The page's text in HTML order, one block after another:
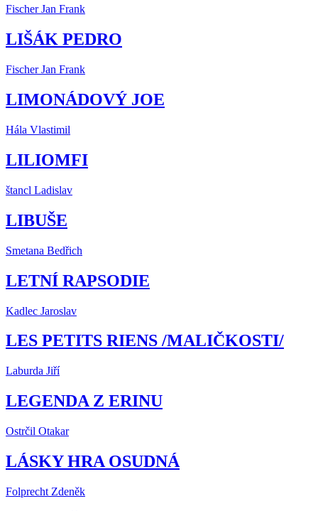
Fischer Jan Frank
LIŠÁK PEDRO
Fischer Jan Frank
LIMONÁDOVÝ JOE
Hála Vlastimil
LILIOMFI
štancl Ladislav
LIBUŠE
Smetana Bedřich
LETNÍ RAPSODIE
Kadlec Jaroslav
LES PETITS RIENS /MALIČKOSTI/
Laburda Jiří
LEGENDA Z ERINU
Ostrčil Otakar
LÁSKY HRA OSUDNÁ
Folprecht Zdeněk